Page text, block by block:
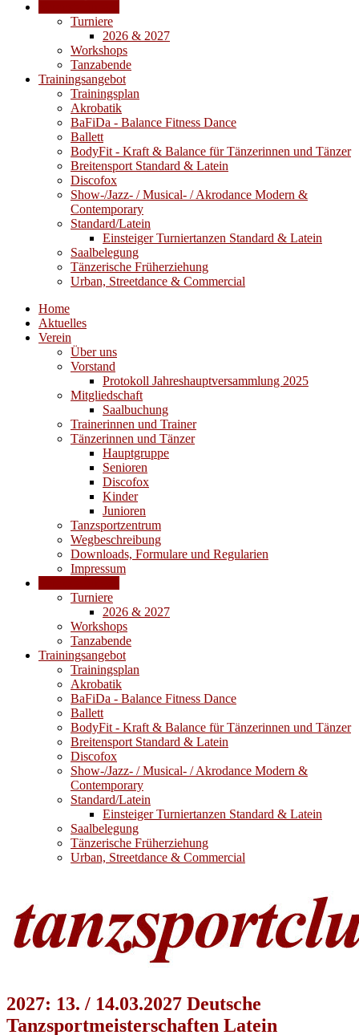
Turniere
2026 & 2027
Workshops
Tanzabende
Trainingsangebot
Trainingsplan
Akrobatik
BaFiDa - Balance Fitness Dance
Ballett
BodyFit - Kraft & Balance für Tänzerinnen und Tänzer
Breitensport Standard & Latein
Discofox
Show-/Jazz- / Musical- / Akrodance Modern &
Contemporary
Standard/Latein
Einsteiger Turniertanzen Standard & Latein
Saalbelegung
Tänzerische Früherziehung
Urban, Streetdance & Commercial
Home
Aktuelles
Verein
Über uns
Vorstand
Protokoll Jahreshauptversammlung 2025
Mitgliedschaft
Saalbuchung
Trainerinnen und Trainer
Tänzerinnen und Tänzer
Hauptgruppe
Senioren
Discofox
Kinder
Junioren
Tanzsportzentrum
Wegbeschreibung
Downloads, Formulare und Regularien
Impressum
Turniere
2026 & 2027
Workshops
Tanzabende
Trainingsangebot
Trainingsplan
Akrobatik
BaFiDa - Balance Fitness Dance
Ballett
BodyFit - Kraft & Balance für Tänzerinnen und Tänzer
Breitensport Standard & Latein
Discofox
Show-/Jazz- / Musical- / Akrodance Modern &
Contemporary
Standard/Latein
Einsteiger Turniertanzen Standard & Latein
Saalbelegung
Tänzerische Früherziehung
Urban, Streetdance & Commercial
2027: 13. / 14.03.2027 Deutsche
Tanzsportmeisterschaften Latein